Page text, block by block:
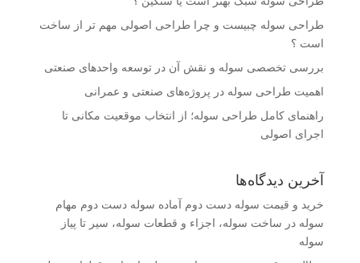
طراحی سوله چبیست و چرا طراحی اصولی مهم تر از ساخت
است ؟
بررسی تخصصی سوله و نقش آن در توسعه واحدهای صنعتی
اهمیت طراحی سوله در پروژه‌های صنعتی و عمرانی
راهنمای کامل طراحی سوله؛ از انتخاب موقعیت مکانی تا
اجرای اصولی
آخرین دیدگاه‌ها
خرید و قیمت سوله دست دوم آماده سوله دست دوم مهام
سوله در ساخت سوله، اجزاء و قطعات سوله، سیر تا پیاز
سوله